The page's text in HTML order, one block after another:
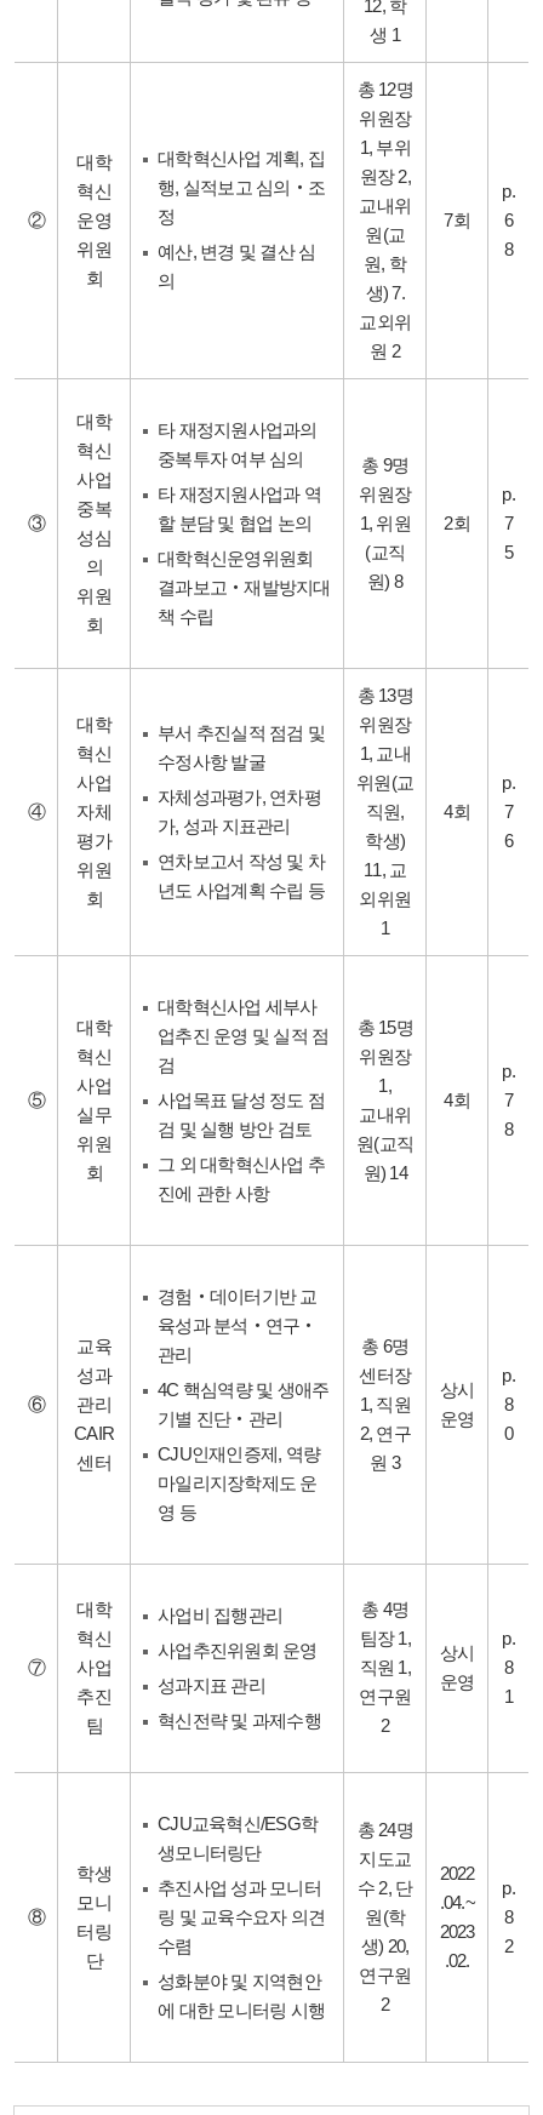
12, 학
생 1
②
대학
혁신
운영
위원
회
대학혁신사업 계획, 집
행, 실적보고 심의‧조
정
예산, 변경 및 결산 심
의
총 12명
위원장
1, 부위
원장 2,
교내위
원(교
원, 학
생) 7.
교외위
원 2
7회
p.
6
8
③
대학
혁신
사업
중복
성심
의
위원
회
타 재정지원사업과의
중복투자 여부 심의
타 재정지원사업과 역
할 분담 및 협업 논의
대학혁신운영위원회
결과보고‧재발방지대
책 수립
총 9명
위원장
1, 위원
(교직
원) 8
2회
p.
7
5
④
대학
혁신
사업
자체
평가
위원
회
부서 추진실적 점검 및
수정사항 발굴
자체성과평가, 연차평
가, 성과 지표관리
연차보고서 작성 및 차
년도 사업계획 수립 등
총 13명
위원장
1, 교내
위원(교
직원,
학생)
11, 교
외위원
1
4회
p.
7
6
⑤
대학
혁신
사업
실무
위원
회
대학혁신사업 세부사
업추진 운영 및 실적 점
검
사업목표 달성 정도 점
검 및 실행 방안 검토
그 외 대학혁신사업 추
진에 관한 사항
총 15명
위원장
1,
교내위
원(교직
원) 14
4회
p.
7
8
⑥
교육
성과
관리
CAIR
센터
경험‧데이터기반 교
육성과 분석‧연구‧
관리
4C 핵심역량 및 생애주
기별 진단‧관리
CJU인재인증제, 역량
마일리지장학제도 운
영 등
총 6명
센터장
1, 직원
2, 연구
원 3
상시
운영
p.
8
0
⑦
대학
혁신
사업
추진
팀
사업비 집행관리
사업추진위원회 운영
성과지표 관리
혁신전략 및 과제수행
총 4명
팀장 1,
직원 1,
연구원
2
상시
운영
p.
8
1
⑧
학생
모니
터링
단
CJU교육혁신/ESG학
생모니터링단
추진사업 성과 모니터
링 및 교육수요자 의견
수렴
성화분야 및 지역현안
에 대한 모니터링 시행
총 24명
지도교
수 2, 단
원(학
생) 20,
연구원
2
2022
.04.~
2023
.02.
p.
8
2